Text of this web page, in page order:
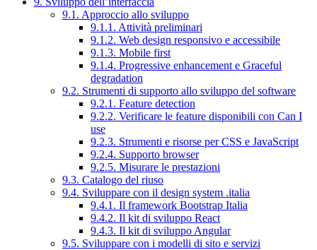
9.1. Approccio allo sviluppo
9.1.1. Attività preliminari
9.1.2. Web design responsivo e accessibile
9.1.3. Mobile first
9.1.4. Progressive enhancement e Graceful
degradation
9.2. Strumenti di supporto allo sviluppo del software
9.2.1. Feature detection
9.2.2. Verificare le feature disponibili con Can I
use
9.2.3. Strumenti e risorse per CSS e JavaScript
9.2.4. Supporto browser
9.2.5. Misurare le prestazioni
9.3. Catalogo del riuso
9.4. Sviluppare con il design system .italia
9.4.1. Il framework Bootstrap Italia
9.4.2. Il kit di sviluppo React
9.4.3. Il kit di sviluppo Angular
9.5. Sviluppare con i modelli di sito e servizi